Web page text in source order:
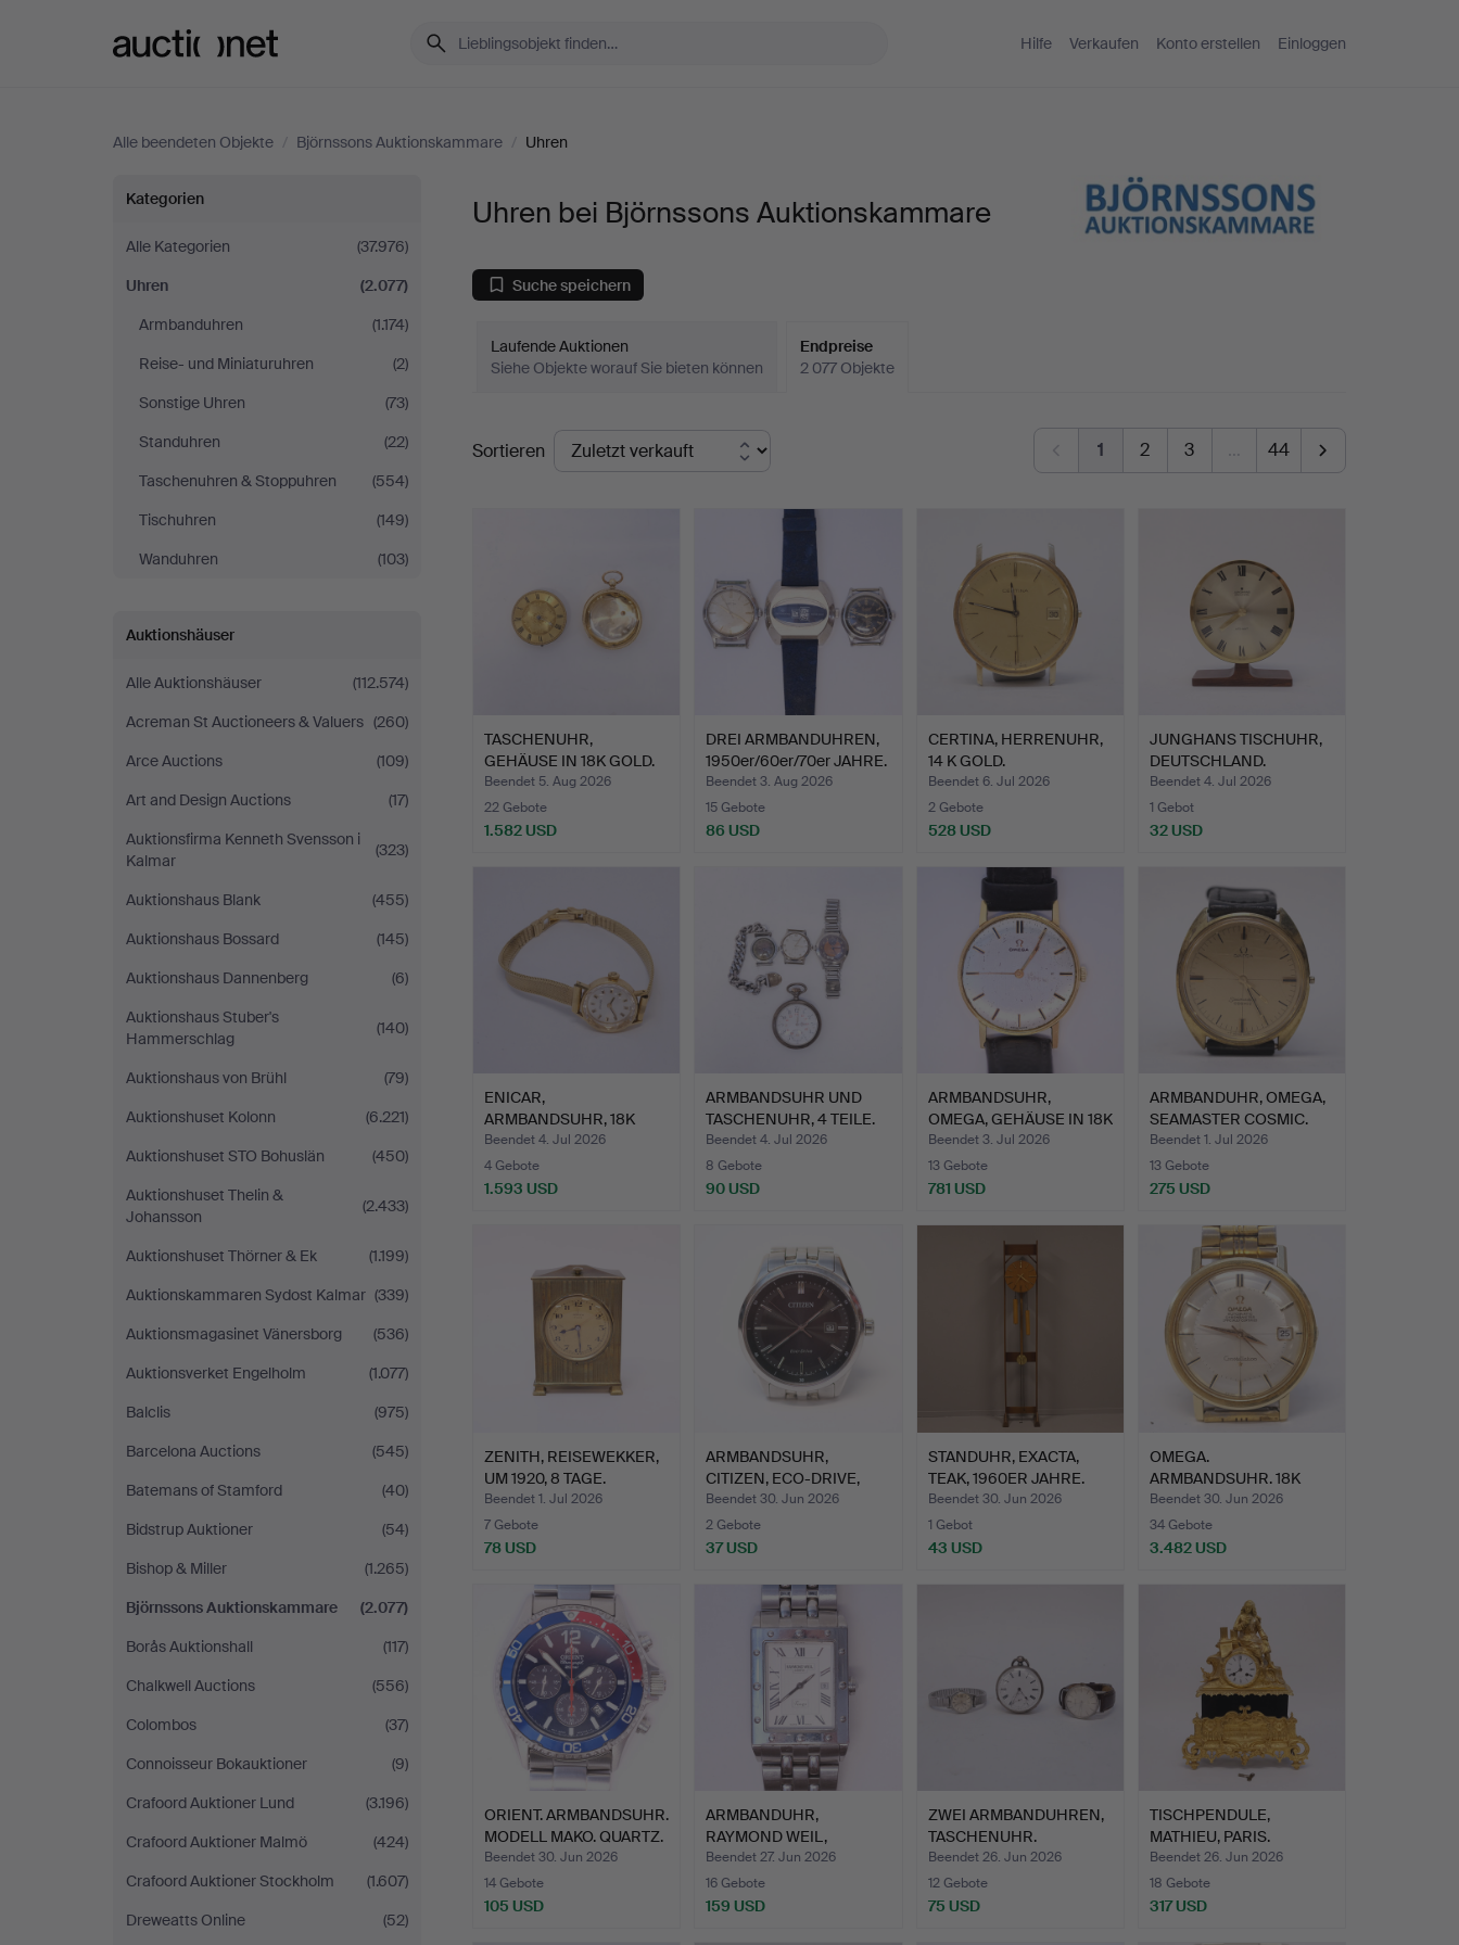
Hilfe Verkaufen Konto erstellen Einloggen
Alle beendeten Objekte / Björnssons Auktionskammare / Uhren
Uhren
bei
Björnssons
Auktionskammare
Kategorien
Alle Kategorien
(37.976)
Uhren
(2.077)
Armbanduhren
(1.174)
Reise- und Miniaturuhren
(2)
Sonstige Uhren
(73)
Standuhren
(22)
Taschenuhren & Stoppuhren
(554)
Tischuhren
(149)
Wanduhren
(103)
Auktionshäuser
Alle Auktionshäuser
(112.574)
Acreman St Auctioneers & Valuers (260)
Arce Auctions
(109)
Art and Design Auctions
(17)
Auktionsfirma Kenneth Svensson i
Kalmar
(323)
Auktionshaus Blank
(455)
Auktionshaus Bossard
(145)
Auktionshaus Dannenberg
(6)
Auktionshaus Stuber's
Hammerschlag
(140)
Auktionshaus von Brühl
(79)
Auktionshuset Kolonn
(6.221)
Auktionshuset STO Bohuslän
(450)
Auktionshuset Thelin &
Johansson
(2.433)
Auktionshuset Thörner & Ek
(1.199)
Auktionskammaren Sydost Kalmar (339)
Auktionsmagasinet Vänersborg
(536)
Auktionsverket Engelholm
(1.077)
Balclis
(975)
Barcelona Auctions
(545)
Batemans of Stamford
(40)
Bidstrup Auktioner
(54)
Bishop & Miller
(1.265)
Björnssons Auktionskammare
(2.077)
Borås Auktionshall
(117)
Chalkwell Auctions
(556)
Colombos
(37)
Connoisseur Bokauktioner
(9)
Crafoord Auktioner Lund
(3.196)
Crafoord Auktioner Malmö
(424)
Crafoord Auktioner Stockholm
(1.607)
Dreweatts Online
(52)
Uhren bei Björnssons Auktionskammare
Suche speichern
Laufende Auktionen
Siehe Objekte worauf Sie bieten können
Endpreise
2 077 Objekte
Endpreise
Sortieren 1 2 3 … 44
TASCHENUHR,
GEHÄUSE IN 18K GOLD.
Beendet 5. Aug 2026
22 Gebote
1.582 USD
DREI ARMBANDUHREN,
1950er/60er/70er JAHRE.
Beendet 3. Aug 2026
15 Gebote
86 USD
CERTINA, HERRENUHR,
14 K GOLD.
Beendet 6. Jul 2026
2 Gebote
528 USD
JUNGHANS TISCHUHR,
DEUTSCHLAND.
Beendet 4. Jul 2026
1 Gebot
32 USD
ENICAR,
ARMBANDSUHR, 18K
GOLD IN GEHÄUSE U…
Beendet 4. Jul 2026
4 Gebote
1.593 USD
ARMBANDSUHR UND
TASCHENUHR, 4 TEILE.
Beendet 4. Jul 2026
8 Gebote
90 USD
ARMBANDSUHR,
OMEGA, GEHÄUSE IN 18K
GOLD.
Beendet 3. Jul 2026
13 Gebote
781 USD
ARMBANDUHR, OMEGA,
SEAMASTER COSMIC.
Beendet 1. Jul 2026
13 Gebote
275 USD
ZENITH, REISEWEKKER,
UM 1920, 8 TAGE.
Beendet 1. Jul 2026
7 Gebote
78 USD
ARMBANDSUHR,
CITIZEN, ECO-DRIVE,
QUARTZ.
Beendet 30. Jun 2026
2 Gebote
37 USD
STANDUHR, EXACTA,
TEAK, 1960ER JAHRE.
Beendet 30. Jun 2026
1 Gebot
43 USD
OMEGA.
ARMBANDSUHR. 18K
GOLD. "CONSTELLATI…
Beendet 30. Jun 2026
34 Gebote
3.482 USD
ORIENT. ARMBANDSUHR.
MODELL MAKO. QUARTZ.
…
Beendet 30. Jun 2026
14 Gebote
105 USD
ARMBANDUHR,
RAYMOND WEIL,
"TANGO", GENEVE,…
Beendet 27. Jun 2026
16 Gebote
159 USD
ZWEI ARMBANDUHREN,
TASCHENUHR.
Beendet 26. Jun 2026
12 Gebote
75 USD
TISCHPENDULE,
MATHIEU, PARIS.
Beendet 26. Jun 2026
18 Gebote
317 USD